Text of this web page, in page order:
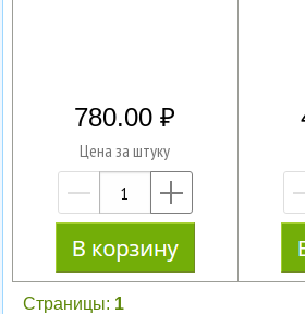
780.00
Цена за штуку
—
Страницы: 1